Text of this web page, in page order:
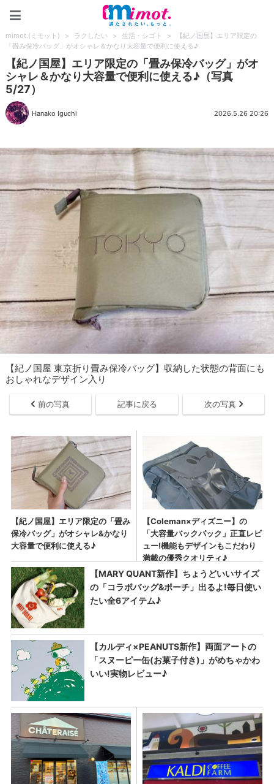
mimot.(ミモット) > ラクしたい > 生活・シゴト >
【紀ノ国屋】エリア限定の
「畳み保冷バッグ」がオシャレ＆かなり大容量で便利に使える♪
【紀ノ国屋】エリア限定の「畳み保冷バッグ」がオ
シャレ＆かなり大容量で便利に使える♪（写真
5/27）
Hanako Iguchi 2026.5.26 20:26
【紀ノ国屋 東京折り畳み保冷バッグ】収納した状態の背面にも
おしゃれなデザイン入り
前の写真 記事に戻る 次の写真